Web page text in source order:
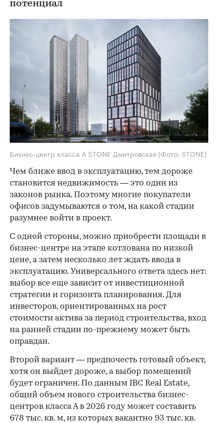
потенциал
Бизнес-центр класса А STONE Дмитровская (Фото: STONE)
Чем ближе ввод в эксплуатацию, тем дороже
становится недвижимость — это один из
законов рынка. Поэтому многие покупатели
офисов задумываются о том, на какой стадии
разумнее войти в проект.
С одной стороны, можно приобрести площади в
бизнес-центре на этапе котлована по низкой
цене, а затем несколько лет ждать ввода в
эксплуатацию. Универсального ответа здесь нет:
выбор все еще зависит от инвестиционной
стратегии и горизонта планирования. Для
инвесторов, ориентированных на рост
стоимости актива за период строительства, вход
на ранней стадии по-прежнему может быть
оправдан.
Второй вариант — предпочесть готовый объект,
хотя он выйдет дороже, а выбор помещений
будет ограничен. По данным IBC Real Estate,
общий объем нового строительства бизнес-
центров класса А в 2026 году может составить
678 тыс. кв. м, из которых вакантно 93 тыс. кв.